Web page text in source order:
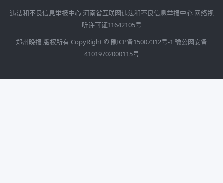
违法和不良信息举报中心河南省互联网违法和不良信息举报中心 网络视
听许可证11642105号
郑州晚报 版权所有 CopyRight © 豫ICP备15007312号-1 豫公网安备
41019702000115号